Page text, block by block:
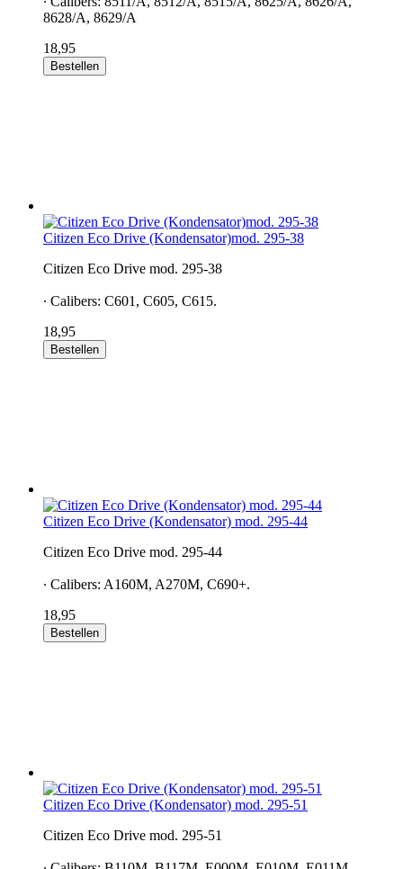
8628/A, 8629/A
18,95
Bestellen
Citizen Eco Drive (Kondensator)mod. 295-38
Citizen Eco Drive mod. 295-38
∙ Calibers: C601, C605, C615.
18,95
Bestellen
Citizen Eco Drive (Kondensator) mod. 295-44
Citizen Eco Drive mod. 295-44
∙ Calibers: A160M, A270M, C690+.
18,95
Bestellen
Citizen Eco Drive (Kondensator) mod. 295-51
Citizen Eco Drive mod. 295-51